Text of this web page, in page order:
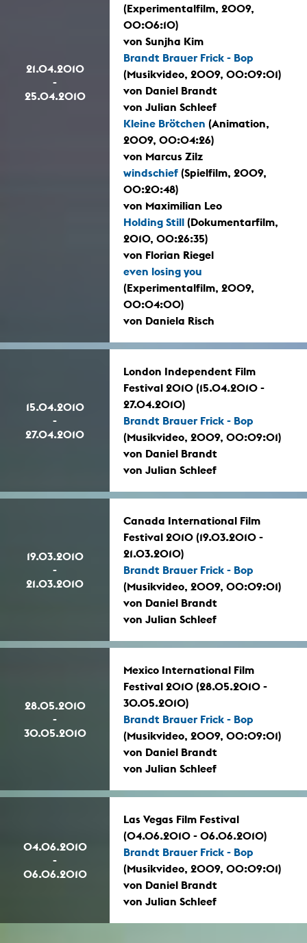
21.04.2010
-
25.04.2010
(Experimentalfilm, 2009,
00:06:10)
von Sunjha Kim
Brandt Brauer Frick - Bop
(Musikvideo, 2009, 00:09:01)
von Daniel Brandt
von Julian Schleef
Kleine Brötchen (Animation,
2009, 00:04:26)
von Marcus Zilz
windschief (Spielfilm, 2009,
00:20:48)
von Maximilian Leo
Holding Still (Dokumentarfilm,
2010, 00:26:35)
von Florian Riegel
even losing you
(Experimentalfilm, 2009,
00:04:00)
von Daniela Risch
15.04.2010
-
27.04.2010
London Independent Film
Festival 2010 (15.04.2010 -
27.04.2010)
Brandt Brauer Frick - Bop
(Musikvideo, 2009, 00:09:01)
von Daniel Brandt
von Julian Schleef
19.03.2010
-
21.03.2010
Canada International Film
Festival 2010 (19.03.2010 -
21.03.2010)
Brandt Brauer Frick - Bop
(Musikvideo, 2009, 00:09:01)
von Daniel Brandt
von Julian Schleef
28.05.2010
-
30.05.2010
Mexico International Film
Festival 2010 (28.05.2010 -
30.05.2010)
Brandt Brauer Frick - Bop
(Musikvideo, 2009, 00:09:01)
von Daniel Brandt
von Julian Schleef
04.06.2010
-
06.06.2010
Las Vegas Film Festival
(04.06.2010 - 06.06.2010)
Brandt Brauer Frick - Bop
(Musikvideo, 2009, 00:09:01)
von Daniel Brandt
von Julian Schleef